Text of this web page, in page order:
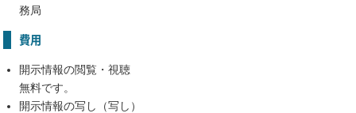
務局
費用
開示情報の閲覧・視聴
無料です。
開示情報の写し（写し）